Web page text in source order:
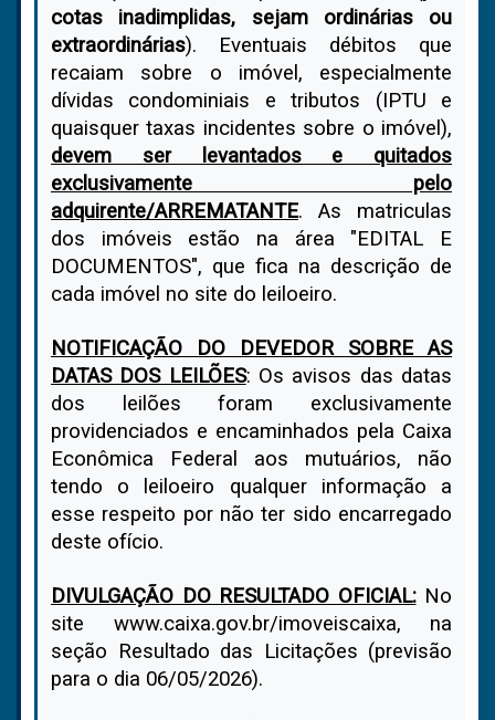
cotas inadimplidas, sejam ordinárias ou
extraordinárias). Eventuais débitos que
recaiam sobre o imóvel, especialmente
dívidas condominiais e tributos (IPTU e
quaisquer taxas incidentes sobre o imóvel),
devem ser levantados e quitados
exclusivamente pelo
adquirente/ARREMATANTE. As matriculas
dos imóveis estão na área "EDITAL E
DOCUMENTOS", que fica na descrição de
cada imóvel no site do leiloeiro.
NOTIFICAÇÃO DO DEVEDOR SOBRE AS
DATAS DOS LEILÕES: Os avisos das datas
dos leilões foram exclusivamente
providenciados e encaminhados pela Caixa
Econômica Federal aos mutuários, não
tendo o leiloeiro qualquer informação a
esse respeito por não ter sido encarregado
deste ofício.
DIVULGAÇÃO DO RESULTADO OFICIAL:No
site www.caixa.gov.br/imoveiscaixa, na
seção Resultado das Licitações (previsão
para o dia 06/05/2026).